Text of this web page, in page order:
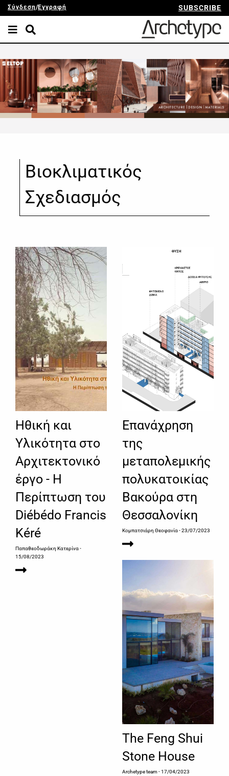
Σύνδεση/Εγγραφή SUBSCRIBE
Βιοκλιματικός
Σχεδιασμός
Ηθική και
Υλικότητα στο
Αρχιτεκτονικό
έργο - Η
Περίπτωση του
Diébédo Francis
Kéré
Παπαθεοδωράκη Κατερίνα-
15/08/2023
Επανάχρηση
της
μεταπολεμικής
πολυκατοικίας
Βακούρα στη
Θεσσαλονίκη
Κομπατσιάρη Θεοφανία- 23/07/2023
The Feng Shui
Stone House
Archetype team- 17/04/2023